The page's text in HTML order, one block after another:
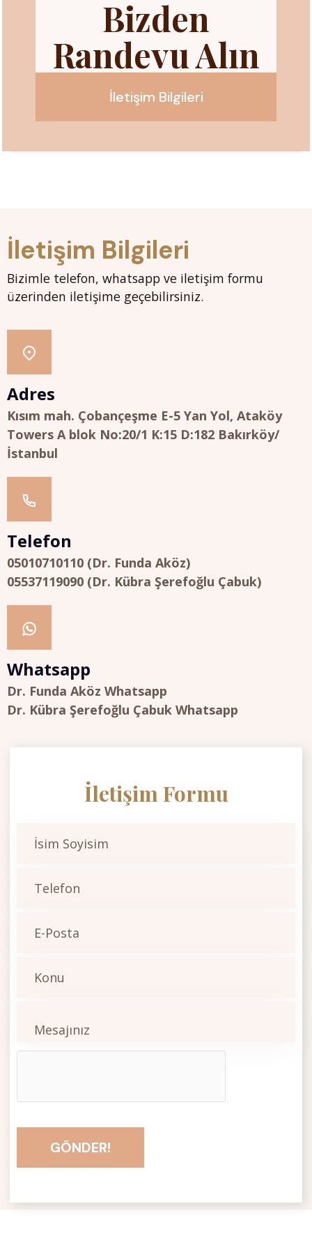
Bizden
Randevu Alın
İletişim Bilgileri
İletişim Bilgileri
Bizimle telefon, whatsapp ve iletişim formu
üzerinden iletişime geçebilirsiniz.
Adres
Kısım mah. Çobançeşme E-5 Yan Yol, Ataköy
Towers A blok No:20/1 K:15 D:182 Bakırköy/
İstanbul
Telefon
05010710110 (Dr. Funda Aköz)
05537119090 (Dr. Kübra Şerefoğlu Çabuk)
Whatsapp
Dr. Funda Aköz Whatsapp
Dr. Kübra Şerefoğlu Çabuk Whatsapp
İletişim Formu
GÖNDER!